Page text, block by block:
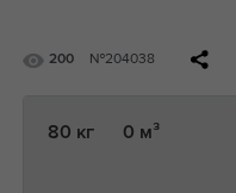
200 №204038
80 кг 0 м³